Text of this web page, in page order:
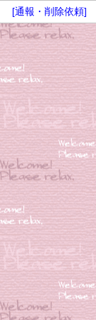
[通報・削除依頼]